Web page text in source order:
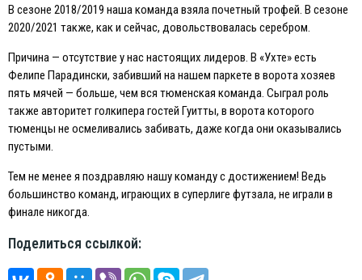
В сезоне 2018/2019 наша команда взяла почетный трофей. В сезоне
2020/2021 также, как и сейчас, довольствовалась серебром.
Причина — отсутствие у нас настоящих лидеров. В «Ухте» есть
Фелипе Парадински, забивший на нашем паркете в ворота хозяев
пять мячей — больше, чем вся тюменская команда. Сыграл роль
также авторитет голкипера гостей Гуитты, в ворота которого
тюменцы не осмеливались забивать, даже когда они оказывались
пустыми.
Тем не менее я поздравляю нашу команду с достижением! Ведь
большинство команд, играющих в суперлиге футзала, не играли в
финале никогда.
Поделиться ссылкой: